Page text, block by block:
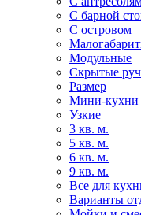
С барной
С островом
Модульные
Скрытые
Размер
Мини-кухни
Узкие
3 кв. м.
5 кв. м.
6 кв. м.
9 кв. м.
Все для
Варианты